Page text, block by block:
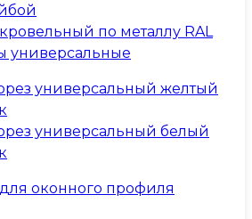
по металлу RAL
универсальные
универсальный желтый
универсальный белый
оконного профиля